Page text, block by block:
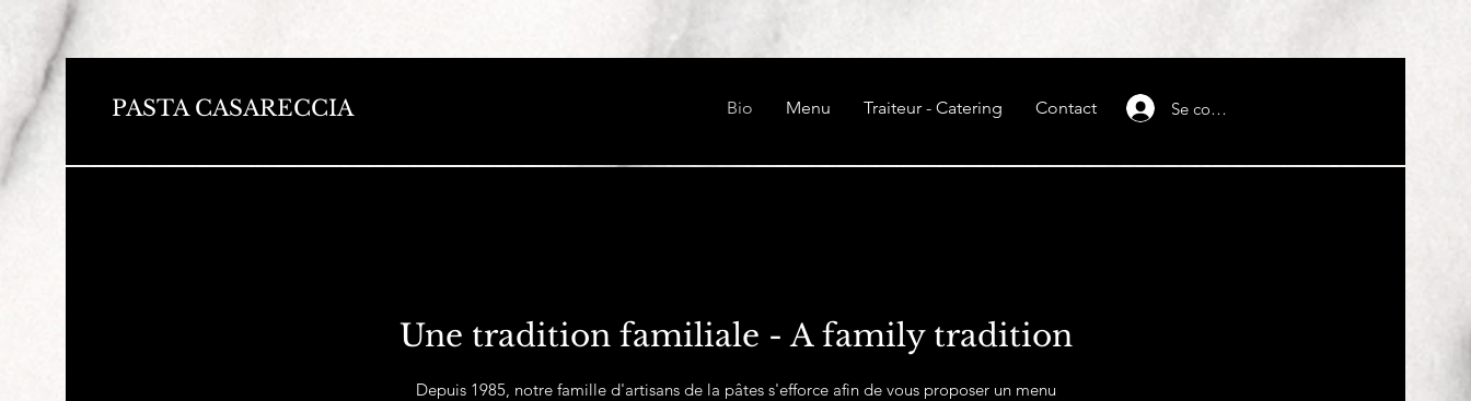
PASTA CASARECCIA Bio Menu Traiteur - Catering Contact Se connecter
Une tradition familiale - A family tradition
Depuis 1985, notre famille d'artisans de la pâtes s'efforce afin de vous proposer un menu